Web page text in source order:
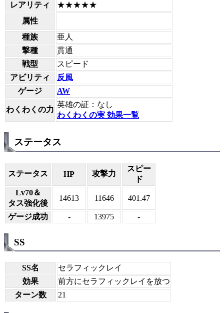
レアリティ
★★★★★
属性
種族
亜人
撃種
貫通
戦型
スピード
アビリティ
反風
ゲージ
AW
わくわくの力
英雄の証：なし
わくわくの実 効果一覧
ステータス
ステータス HP 攻撃力
スピー
ド
Lv70＆
タス強化後
14613 11646 401.47
ゲージ成功 - 13975 -
SS
SS名
セラフィックレイ
効果
前方にセラフィックレイを放つ
ターン数
21